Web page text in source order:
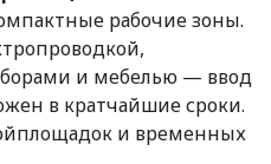
рабочие зоны.
и мебелью — ввод
в кратчайшие сроки.
и временных